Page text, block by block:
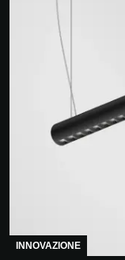
INNOVAZIONE